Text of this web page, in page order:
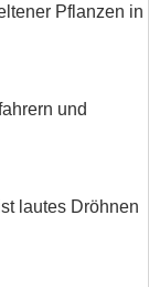
Pflanzen in
und
lautes Dröhnen